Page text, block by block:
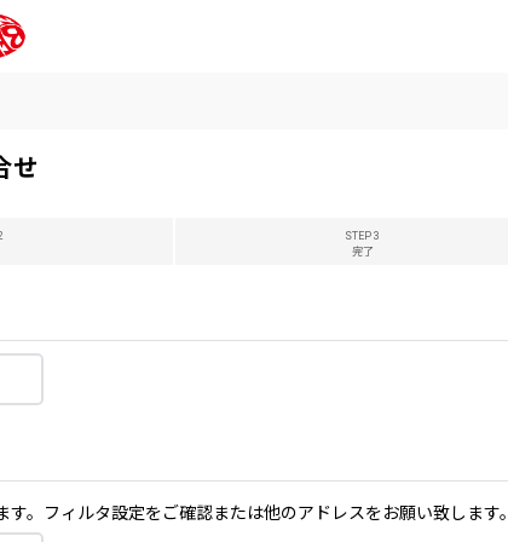
せ
STEP 3
完了
。フィルタ設定をご確認または他のアドレスをお願い致します。